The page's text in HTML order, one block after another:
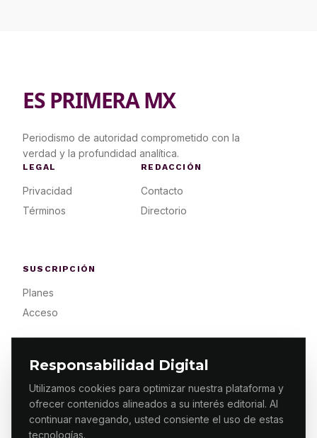
Responsabilidad Digital
Utilizamos cookies para optimizar nuestra plataforma y
ofrecer contenidos alineados a su interés editorial. Al
continuar navegando, usted consiente el uso de estas
tecnologías.
ES PRIMERA MX
Periodismo de autoridad comprometido con la
verdad y la profundidad analítica.
LEGAL
Privacidad
Términos
REDACCIÓN
Contacto
Directorio
SUSCRIPCIÓN
Planes
Acceso
© 2026 ES PRIMERA MX. ALGUNOS DERECHOS
RESERVADOS / DESIGNMAKING.MX